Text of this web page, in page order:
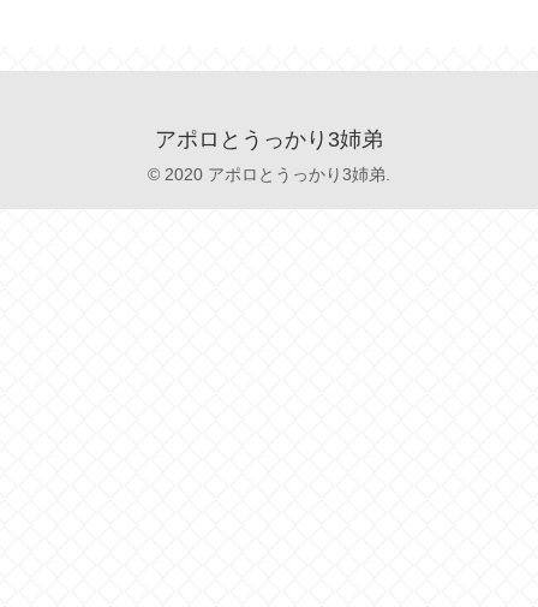
アポロとうっかり3姉弟
© 2020 アポロとうっかり3姉弟.